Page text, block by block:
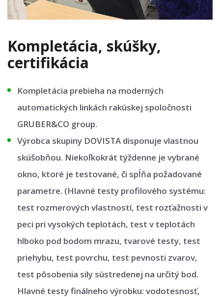
Kompletácia, skúšky,
certifikácia
Kompletácia prebieha na moderných
automatických linkách rakúskej spoločnosti
GRUBER&CO group.
Výrobca skupiny DOVISTA disponuje vlastnou
skúšobňou. Niekoľkokrát týždenne je vybrané
okno, ktoré je testované, či spĺňa požadované
parametre. (Hlavné testy profilového systému:
test rozmerových vlastností, test rozťažnosti v
peci pri vysokých teplotách, test v teplotách
hlboko pod bodom mrazu, tvarové testy, test
priehybu, test povrchu, test pevnosti zvarov,
test pôsobenia sily sústredenej na určitý bod.
Hlavné testy finálneho výrobku: vodotesnosť,